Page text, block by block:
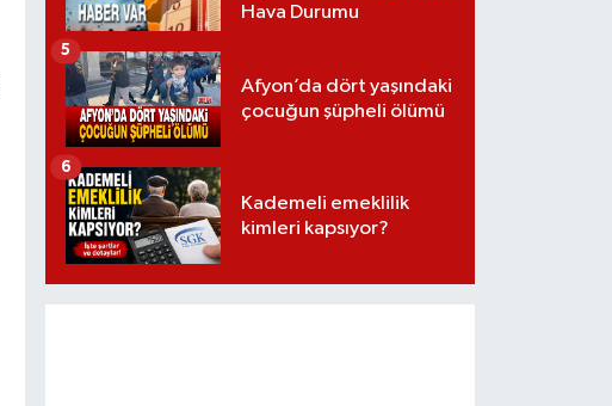
Hava Durumu
Afyon’da dört yaşındaki
çocuğun şüpheli ölümü
5
Kademeli emeklilik
kimleri kapsıyor?
6